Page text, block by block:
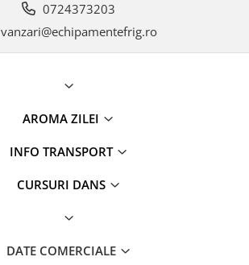
0724373203
vanzari@echipamentefrig.ro
AROMA ZILEI
INFO TRANSPORT
CURSURI DANS
DATE COMERCIALE